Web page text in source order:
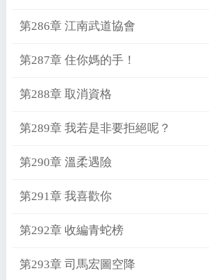
第286章 江南武道協會
第287章 住你媽的手！
第288章 取消資格
第289章 我若是非要拒絕呢？
第290章 溫柔遇險
第291章 我喜歡你
第292章 收編青蛇榜
第293章 司馬宏圖空降